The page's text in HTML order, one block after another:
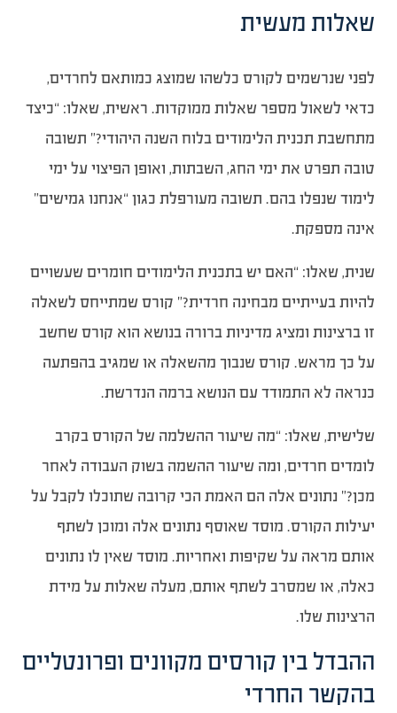
שאלות מעשית
לפני שנרשמים לקורס כלשהו שמוצג כמותאם לחרדים,
כדאי לשאול מספר שאלות ממוקדות. ראשית, שאלו: “כיצד
מתחשבת תכנית הלימודים בלוח השנה היהודי?” תשובה
טובה תפרט את ימי החג, השבתות, ואופן הפיצוי על ימי
לימוד שנפלו בהם. תשובה מעורפלת כגון “אנחנו גמישים”
אינה מספקת.
שנית, שאלו: “האם יש בתכנית הלימודים חומרים שעשויים
להיות בעייתיים מבחינה חרדית?” קורס שמתייחס לשאלה
זו ברצינות ומציג מדיניות ברורה בנושא הוא קורס שחשב
על כך מראש. קורס שנבוך מהשאלה או שמגיב בהפתעה
כנראה לא התמודד עם הנושא ברמה הנדרשת.
שלישית, שאלו: “מה שיעור ההשלמה של הקורס בקרב
לומדים חרדים, ומה שיעור ההשמה בשוק העבודה לאחר
מכן?” נתונים אלה הם האמת הכי קרובה שתוכלו לקבל על
יעילות הקורס. מוסד שאוסף נתונים אלה ומוכן לשתף
אותם מראה על שקיפות ואחריות. מוסד שאין לו נתונים
כאלה, או שמסרב לשתף אותם, מעלה שאלות על מידת
הרצינות שלו.
ההבדל בין קורסים מקוונים ופרונטליים
בהקשר החרדי